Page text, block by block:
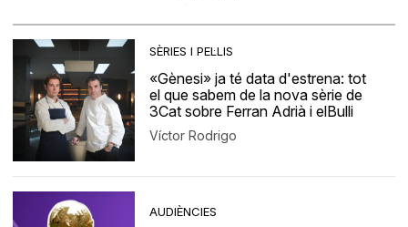
SÈRIES I PEL·LIS
«Gènesi» ja té data d'estrena: tot
el que sabem de la nova sèrie de
3Cat sobre Ferran Adrià i elBulli
Víctor Rodrigo
AUDIÈNCIES